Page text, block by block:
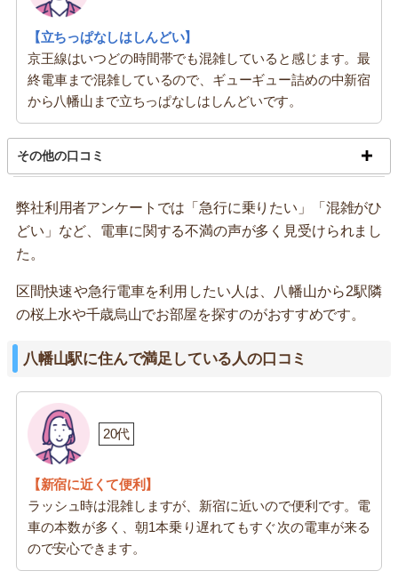
【立ちっぱなしはしんどい】
京王線はいつどの時間帯でも混雑していると感じます。最
終電車まで混雑しているので、ギューギュー詰めの中新宿
から八幡山まで立ちっぱなしはしんどいです。
その他の口コミ
弊社利用者アンケートでは「急行に乗りたい」「混雑がひ
どい」など、電車に関する不満の声が多く見受けられまし
た。
区間快速や急行電車を利用したい人は、八幡山から2駅隣
の桜上水や千歳烏山でお部屋を探すのがおすすめです。
八幡山駅に住んで満足している人の口コミ
20代
【新宿に近くて便利】
ラッシュ時は混雑しますが、新宿に近いので便利です。電
車の本数が多く、朝1本乗り遅れてもすぐ次の電車が来る
ので安心できます。